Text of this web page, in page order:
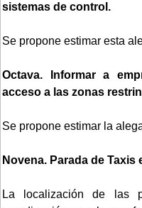
sistemas de control.
Se propone estimar esta
Octava. Informar a
acceso a las zonas
Se propone estimar la
Novena. Parada de Taxis
La localización de las